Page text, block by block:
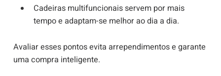
Cadeiras multifuncionais servem por mais
tempo e adaptam-se melhor ao dia a dia.
Avaliar esses pontos evita arrependimentos e garante
uma compra inteligente.